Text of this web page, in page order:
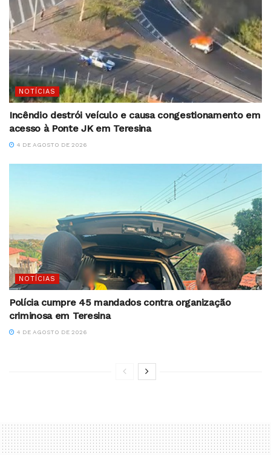
NOTÍCIAS
Incêndio destrói veículo e causa congestionamento em
acesso à Ponte JK em Teresina
4 DE AGOSTO DE 2026
NOTÍCIAS
Polícia cumpre 45 mandados contra organização
criminosa em Teresina
4 DE AGOSTO DE 2026